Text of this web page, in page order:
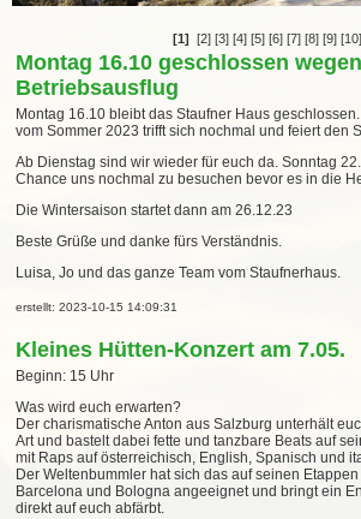
[1] [2] [3] [4] [5] [6] [7] [8] [9] [10]
Montag 16.10 geschlossen wegen
Betriebsausflug
Montag 16.10 bleibt das Staufner Haus
vom Sommer 2023 trifft sich nochmal und feiert den
Ab Dienstag sind wir wieder für euch da. Sonntag
Chance uns nochmal zu besuchen bevor es in die
Die Wintersaison startet dann am 26.12.23
Beste Grüße und danke fürs Verständnis.
Luisa, Jo und das ganze Team vom Staufnerhaus.
erstellt: 2023-10-15 14:09:31
Kleines Hütten-Konzert am 7.05.
Beginn: 15 Uhr
Was wird euch erwarten?
Der charismatische Anton aus Salzburg unterhält
Art und bastelt dabei fette und tanzbare Beats auf
mit Raps auf österreichisch, English, Spanisch und
Der Weltenbummler hat sich das auf seinen
Barcelona und Bologna angeeignet und bringt ein
direkt auf euch abfärbt.